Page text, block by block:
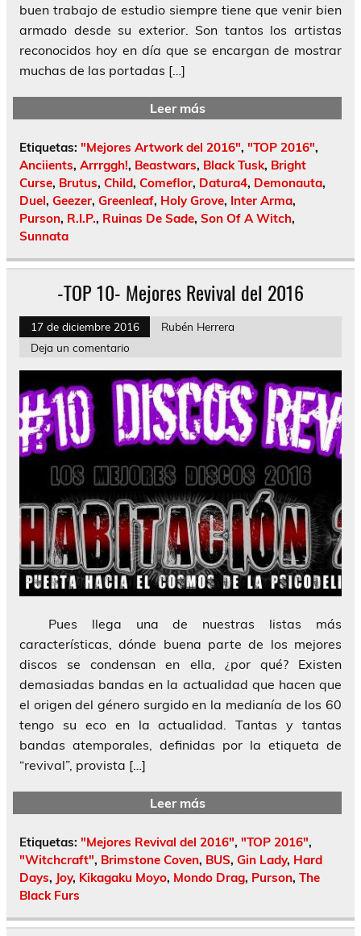
buen trabajo de estudio siempre tiene que venir bien
armado desde su exterior. Son tantos los artistas
reconocidos hoy en día que se encargan de mostrar
muchas de las portadas […]
Leer más
Etiquetas: "Mejores Artwork del 2016", "TOP 2016",
Anciients, Arrrggh!, Beastwars, Black Tusk, Bright
Curse, Brutus, Child, Comeflor, Datura4, Demonauta,
Duel, Geezer, Greenleaf, Holy Grove, Inter Arma,
Purson, R.I.P., Ruinas De Sade, Son Of A Witch,
Sunnata
-TOP 10- Mejores Revival del 2016
17 de diciembre 2016
Rubén Herrera
Deja un comentario
Pues llega una de nuestras listas más
características, dónde buena parte de los mejores
discos se condensan en ella, ¿por qué? Existen
demasiadas bandas en la actualidad que hacen que
el origen del género surgido en la medianía de los 60
tengo su eco en la actualidad. Tantas y tantas
bandas atemporales, definidas por la etiqueta de
“revival”, provista […]
Leer más
Etiquetas: "Mejores Revival del 2016", "TOP 2016",
"Witchcraft", Brimstone Coven, BUS, Gin Lady, Hard
Days, Joy, Kikagaku Moyo, Mondo Drag, Purson, The
Black Furs